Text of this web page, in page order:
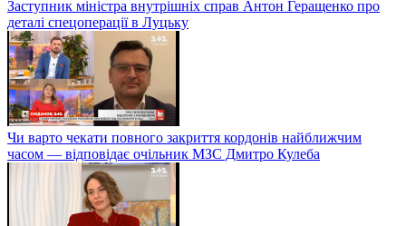
Заступник міністра внутрішніх справ Антон Геращенко про
деталі спецоперації в Луцьку
Чи варто чекати повного закриття кордонів найближчим
часом — відповідає очільник МЗС Дмитро Кулеба